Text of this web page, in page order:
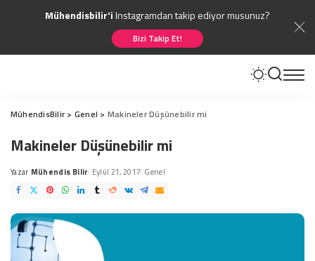
Mühendisbilir'iInstagramdan takip ediyor musunuz?
Bizi Takip Et!
MühendisBilir > Genel > Makineler Düşünebilir mi
Makineler Düşünebilir mi
Posted
by
Yazar Mühendis Bilir Eylül 21, 2017 Genel